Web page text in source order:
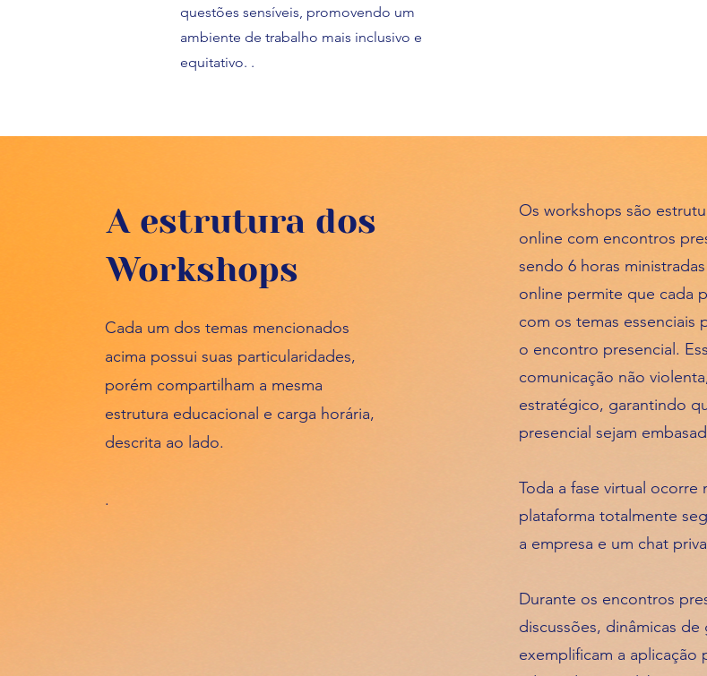
questões sensíveis, promovendo um
ambiente de trabalho mais inclusivo e
equitativo. .
A estrutura dos
Workshops
Cada um dos temas mencionados
acima possui suas particularidades,
porém compartilham a mesma
estrutura educacional e carga horária,
descrita ao lado.
.
Os workshops são
online com encontros
sendo 6 horas
online permite que cada
com os temas essenciais
o encontro presencial.
comunicação não
estratégico, garantindo
presencial sejam
Toda a fase virtual
plataforma totalmente
a empresa e um chat
Durante os encontros
discussões, dinâmicas
exemplificam a aplicação